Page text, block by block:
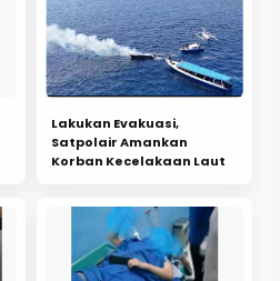
Lakukan Evakuasi,
Satpolair Amankan
Korban Kecelakaan Laut